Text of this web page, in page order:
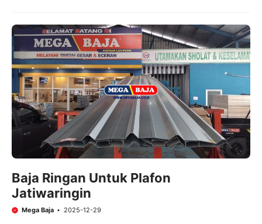
Baja Ringan Untuk Plafon
Jatiwaringin
Mega Baja 2025-12-29